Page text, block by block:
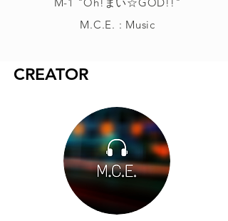
M.C.E. : Music
CREATOR